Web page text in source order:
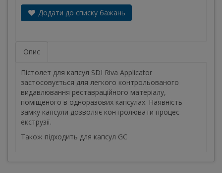
Додати до списку бажань
Опис
Пістолет для капсул SDI Riva Applicator
застосовується для легкого контрольованого
видавлювання реставраційного матеріалу,
поміщеного в одноразових капсулах. Наявність
замку капсули дозволяє контролювати процес
екструзії.
Також підходить для капсул GC